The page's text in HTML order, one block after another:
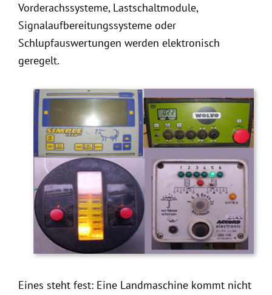
Vorderachssysteme, Lastschaltmodule,
Signalaufbereitungssysteme oder
Schlupfauswertungen werden elektronisch
geregelt.
Eines steht fest: Eine Landmaschine kommt nicht